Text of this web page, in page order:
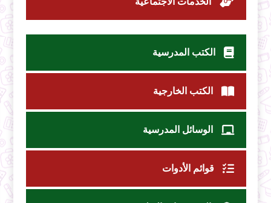
الكتب المدرسية
الكتب الخارجية
الوسائل المدرسية
قوائم الأدوات